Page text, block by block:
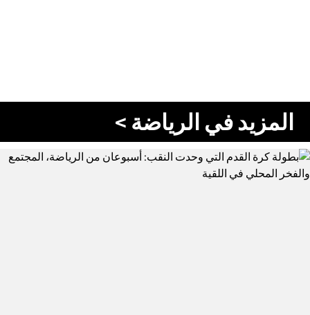
المزيد في الرياضة >